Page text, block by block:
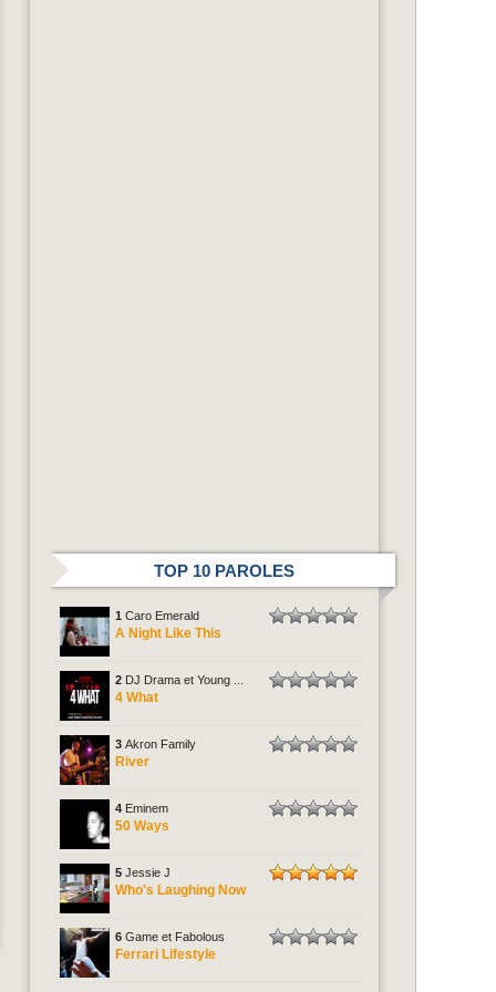
TOP 10 PAROLES
1 Caro Emerald
A Night Like This
2 DJ Drama et Young ...
4 What
3 Akron Family
River
4 Eminem
50 Ways
5 Jessie J
Who's Laughing Now
6 Game et Fabolous
Ferrari Lifestyle